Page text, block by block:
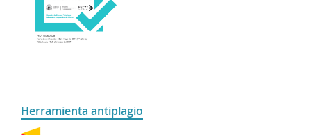
Herramienta antiplagio